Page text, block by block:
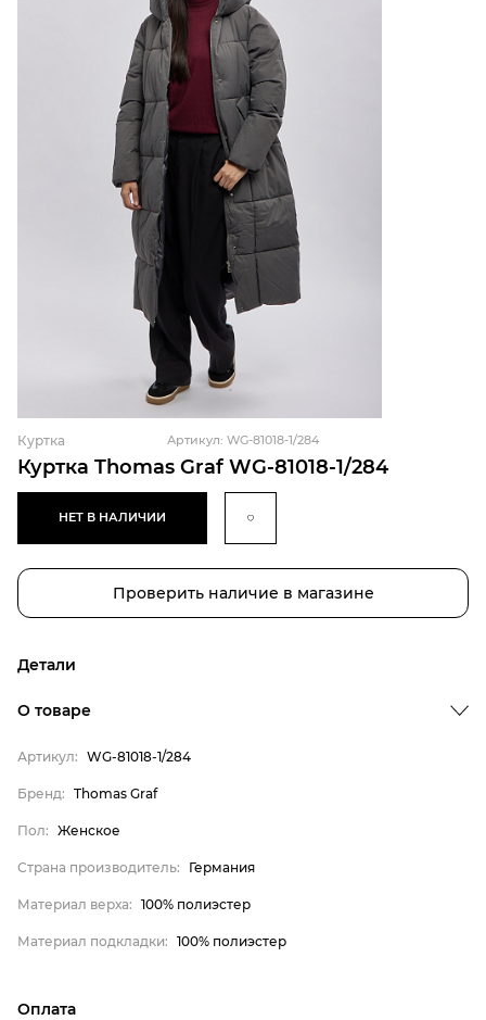
Куртка Thomas Graf WG-81018-1/284
Куртка Артикул: WG-81018-1/284
НЕТ В НАЛИЧИИ
Проверить наличие в магазине
Детали
Бренд
Страна производитель
О товаре
Артикул: WG-81018-1/284
Бренд: Thomas Graf
Пол: Женское
Страна производитель: Германия
Материал верха: 100% полиэстер
Материал подкладки: 100% полиэстер
Оплата